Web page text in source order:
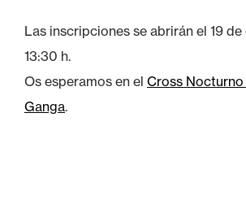
Las inscripciones se abrirán el 19 de
13:30 h.
Os esperamos en el Cross Nocturno
Ganga.